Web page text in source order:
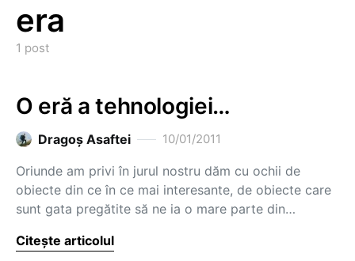
era
1 post
O eră a tehnologiei…
Dragoş Asaftei 10/01/2011
Oriunde am privi în jurul nostru dăm cu ochii de
obiecte din ce în ce mai interesante, de obiecte care
sunt gata pregătite să ne ia o mare parte din…
Citește articolul